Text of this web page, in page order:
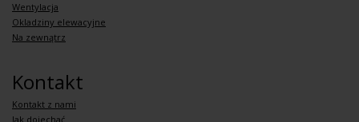
Wentylacja
Okladziny elewacyjne
Na zewnątrz
Kontakt
Kontakt z nami
Jak dojechać